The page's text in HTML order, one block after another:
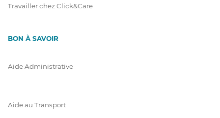
Travailler chez Click&Care
BON À SAVOIR
Aide Administrative
Aide au Transport